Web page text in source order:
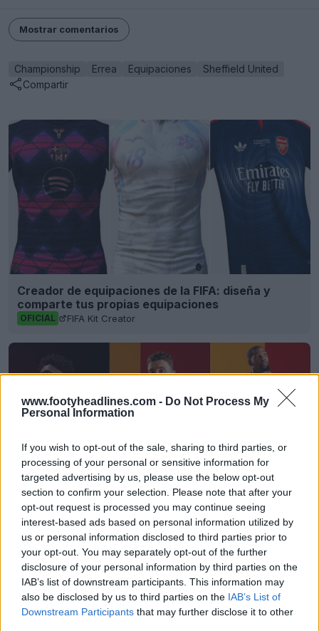
www.footyheadlines.com - Do Not Process My
Personal Information
If you wish to opt-out of the sale, sharing to third parties, or
processing of your personal or sensitive information for
targeted advertising by us, please use the below opt-out
section to confirm your selection. Please note that after your
opt-out request is processed you may continue seeing
interest-based ads based on personal information utilized by
us or personal information disclosed to third parties prior to
your opt-out. You may separately opt-out of the further
disclosure of your personal information by third parties on the
IAB’s list of downstream participants. This information may
also be disclosed by us to third parties on the IAB’s List of
Downstream Participants that may further disclose it to other
Mostrar comentarios
Championship Errea Equipaciones
Sheffield United
Compartir
Creador de equipaciones de la FIFA: diseña y
comparte tus propias equipaciones
OFICIAL FIFA Kit Creator
Reveladas las camisetas de los Houston Rockets
25-26 + Nuevo logotipo
OFICIAL Basketball Jersey Archive 1d